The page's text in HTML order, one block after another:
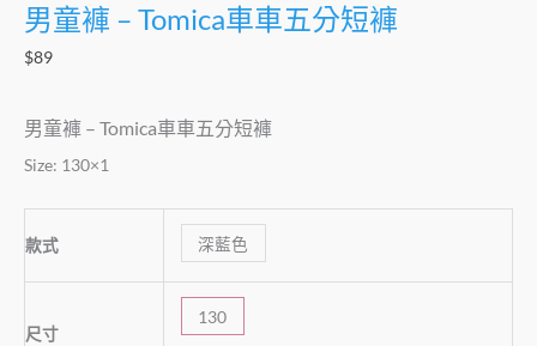
男童褲 – Tomica車車五分短褲
$89
男童褲 – Tomica車車五分短褲
Size: 130×1
款式 深藍色
尺寸
130